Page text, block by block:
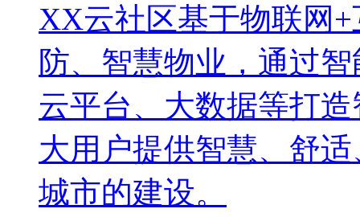
XX云社区基于物联网
防、智慧物业，通过
云平台、大数据等打
大用户提供智慧、舒
城市的建设。